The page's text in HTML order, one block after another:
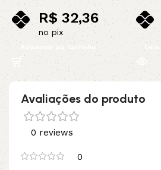
R$32,36
no pix
Adicionar ao carrinho
Avaliações do produto
0 reviews
0